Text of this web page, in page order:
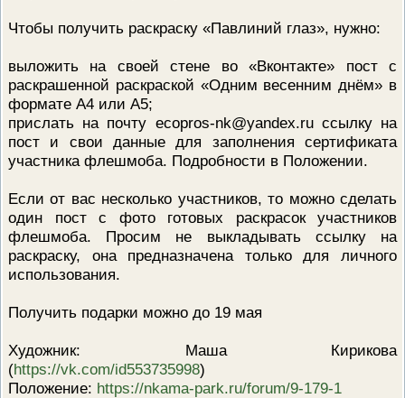
Чтобы получить раскраску «Павлиний глаз», нужно:
выложить на своей стене во «Вконтакте» пост с
раскрашенной раскраской «Одним весенним днём» в
формате А4 или А5;
прислать на почту ecopros-nk@yandex.ru ссылку на
пост и свои данные для заполнения сертификата
участника флешмоба. Подробности в Положении.
Если от вас несколько участников, то можно сделать
один пост с фото готовых раскрасок участников
флешмоба. Просим не выкладывать ссылку на
раскраску, она предназначена только для личного
использования.
Получить подарки можно до 19 мая
Художник: Маша Кирикова
(https://vk.com/id553735998)
Положение: https://nkama-park.ru/forum/9-179-1